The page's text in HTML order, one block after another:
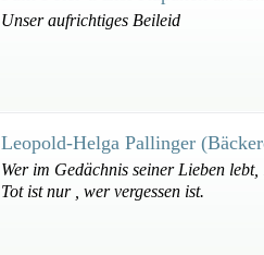
Unser aufrichtiges Beileid
Leopold-Helga Pallinger
Wer im Gedächnis seiner Lieben
Tot ist nur , wer vergessen ist.